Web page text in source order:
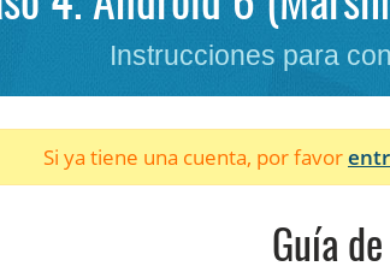
Instrucciones para
Si ya tiene una cuenta, por favor
Guía